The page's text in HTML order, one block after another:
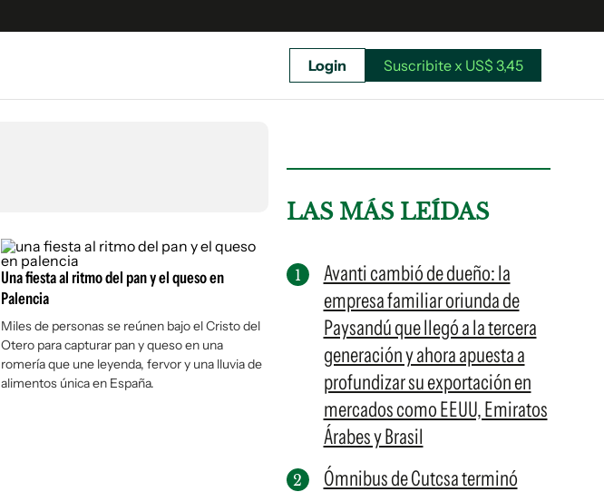
Suscribite x US$ 3,45
Login Suscribite x US$ 3,45
Una fiesta al ritmo del pan y el queso en
Palencia
Miles de personas se reúnen bajo el Cristo del
Otero para capturar pan y queso en una
romería que une leyenda, fervor y una lluvia de
alimentos única en España.
LAS MÁS LEÍDAS
Avanti cambió de dueño: la
empresa familiar oriunda de
Paysandú que llegó a la tercera
generación y ahora apuesta a
profundizar su exportación en
mercados como EEUU, Emiratos
Árabes y Brasil
Ómnibus de Cutcsa terminó